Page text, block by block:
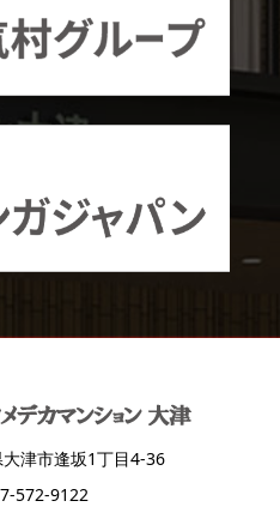
津市逢坂1丁目4-36
572-9122